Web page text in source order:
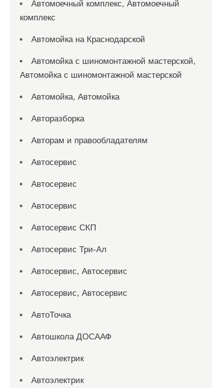
Автомоечный комплекс, Автомоечный
комплекс
Автомойка на Краснодарской
Автомойка с шиномонтажной мастерской,
Автомойка с шиномонтажной мастерской
Автомойка, Автомойка
Авторазборка
Авторам и правообладателям
Автосервис
Автосервис
Автосервис
Автосервис СКП
Автосервис Три-Ал
Автосервис, Автосервис
Автосервис, Автосервис
АвтоТочка
Автошкола ДОСААФ
Автоэлектрик
Автоэлектрик